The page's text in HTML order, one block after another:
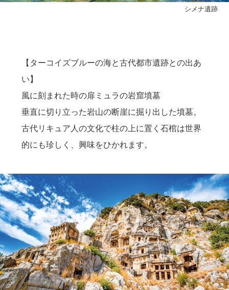
シメナ遺跡
【ターコイズブルーの海と古代都市遺跡との出あ
い】
風に刻まれた時の扉ミュラの岩窟墳墓
垂直に切り立った岩山の断崖に掘り出した墳墓。
古代リキュア人の文化で柱の上に置く石棺は世界
的にも珍しく、興味をひかれます。